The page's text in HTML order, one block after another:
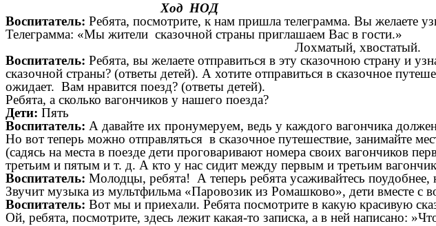
Ход НОД
Воспитатель: Ребята, посмотрите, к нам пришла телеграмма. Вы желаете
Телеграмма: «Мы жители сказочной страны приглашаем Вас в гости.»
Лохматый, хвостатый.
Воспитатель: Ребята, вы желаете отправиться в эту сказочною страну и
сказочной страны? (ответы детей). А хотите отправиться в сказочное
ожидает. Вам нравится поезд? (ответы детей).
Ребята, а сколько вагончиков у нашего поезда?
Дети: Пять
Воспитатель: А давайте их пронумеруем, ведь у каждого вагончика
Но вот теперь можно отправляться в сказочное путешествие, занимайте
(садясь на места в поезде дети проговаривают номера своих вагончиков
третьим и пятым и т. д. А кто у нас сидит между первым и третьим
Воспитатель: Молодцы, ребята! А теперь ребята усаживайтесь поудобнее,
Звучит музыка из мультфильма «Паровозик из Ромашково», дети вместе с
Воспитатель: Вот мы и приехали. Ребята посмотрите в какую красивую
Ой, ребята, посмотрите, здесь лежит какая-то записка, а в ней написано: